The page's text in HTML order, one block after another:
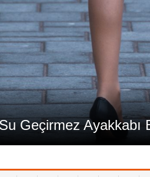
Geçirmez Ayakkabı